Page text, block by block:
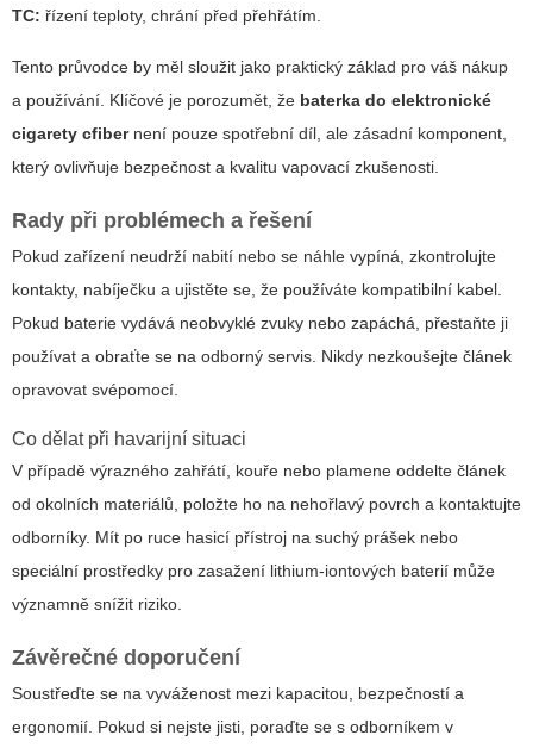
TC: řízení teploty, chrání před přehřátím.
Tento průvodce by měl sloužit jako praktický základ pro váš nákup
a používání. Klíčové je porozumět, že baterka do elektronické
cigarety cfibernení pouze spotřební díl, ale zásadní komponent,
který ovlivňuje bezpečnost a kvalitu vapovací zkušenosti.
Rady při problémech a řešení
Pokud zařízení neudrží nabití nebo se náhle vypíná, zkontrolujte
kontakty, nabíječku a ujistěte se, že používáte kompatibilní kabel.
Pokud baterie vydává neobvyklé zvuky nebo zapáchá, přestaňte ji
používat a obraťte se na odborný servis. Nikdy nezkoušejte článek
opravovat svépomocí.
Co dělat při havarijní situaci
V případě výrazného zahřátí, kouře nebo plamene oddelte článek
od okolních materiálů, položte ho na nehořlavý povrch a kontaktujte
odborníky. Mít po ruce hasicí přístroj na suchý prášek nebo
speciální prostředky pro zasažení lithium-iontových baterií může
významně snížit riziko.
Závěrečné doporučení
Soustřeďte se na vyváženost mezi kapacitou, bezpečností a
ergonomií. Pokud si nejste jisti, poraďte se s odborníkem v